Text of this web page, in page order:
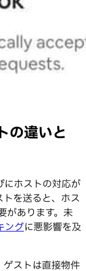
の違いと
にホストの対応が
を送ると、ホス
があります。未
ングに悪影響を及
ストは直接物件